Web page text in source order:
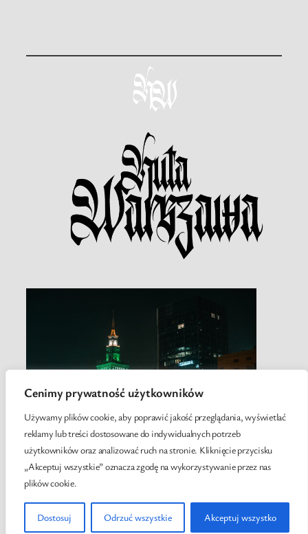
Cenimy prywatność użytkowników
Używamy plików cookie, aby poprawić jakość przeglądania, wyświetlać
reklamy lub treści dostosowane do indywidualnych potrzeb
użytkowników oraz analizować ruch na stronie. Kliknięcie przycisku
„Akceptuj wszystkie” oznacza zgodę na wykorzystywanie przez nas
plików cookie.
Dostosuj Odrzuć wszystkie Akceptuj wszystko
Twenty Twenty-Five Designed withWordPress